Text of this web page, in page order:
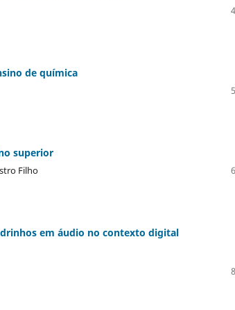
de química
superior
Filho
em áudio no contexto digital